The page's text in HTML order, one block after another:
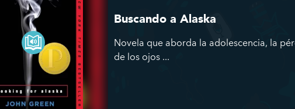
Buscando a Alaska
Novela que aborda la adolescencia, la
de los ojos ...